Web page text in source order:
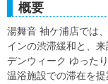
概要
湯舞音 袖ケ浦店では
インの渋滞緩和と、
デンウィーク ゆった
温浴施設での滞在を